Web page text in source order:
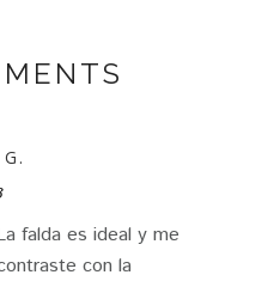
falda es ideal y me
con la